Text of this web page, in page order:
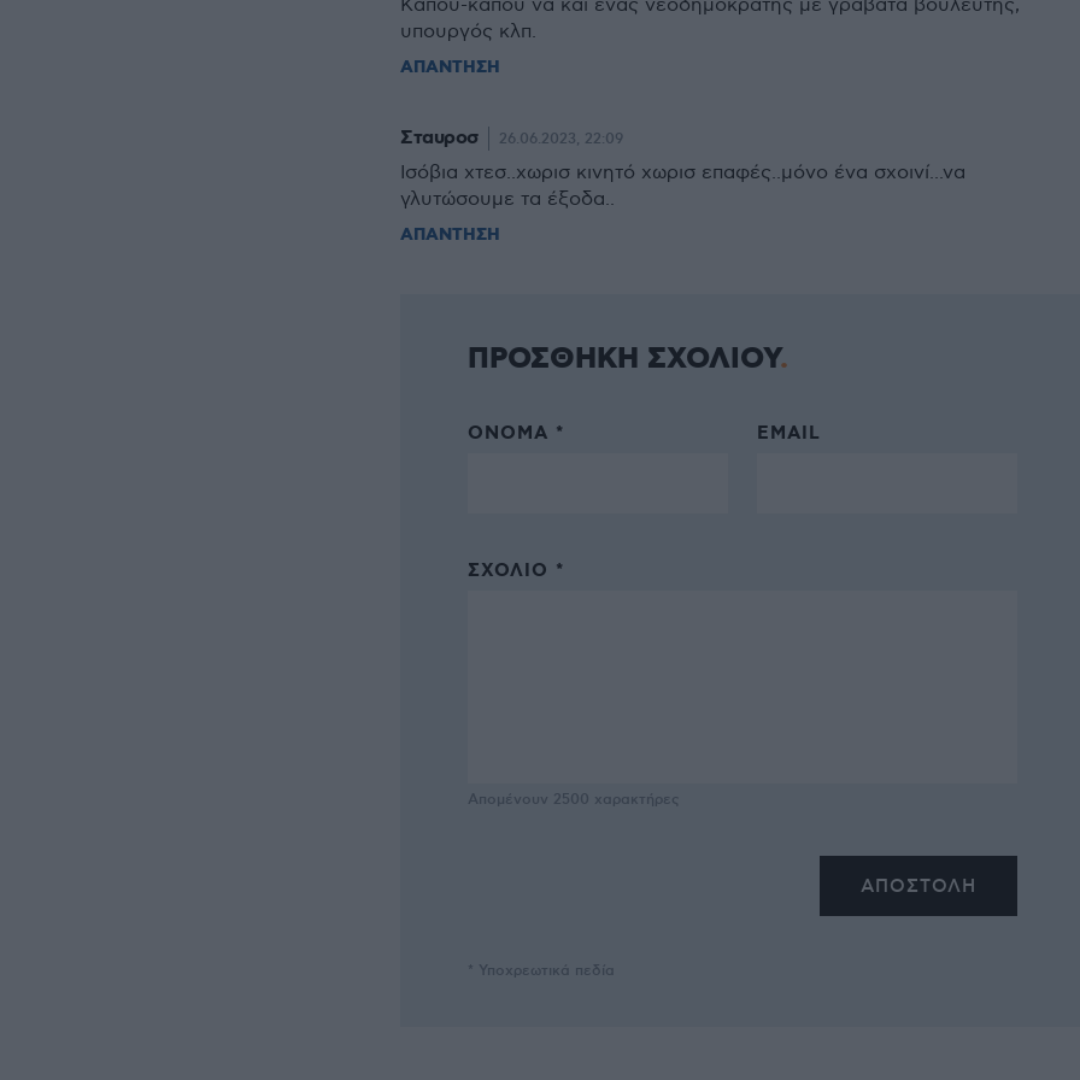
Κάπου-κάπου να και ένας νεοδημοκράτης με γραβάτα βουλευτής,
υπουργός κλπ.
ΑΠΑΝΤΗΣΗ
Σταυροσ 26.06.2023, 22:09
Ισόβια χτεσ..χωρισ κινητό χωρισ επαφές..μόνο ένα σχοινί...να
γλυτώσουμε τα έξοδα..
ΑΠΑΝΤΗΣΗ
ΠΡΟΣΘΗΚΗ ΣΧΟΛΙΟΥ
ΌΝΟΜΑ * EMAIL
ΣΧΌΛΙΟ *
Απομένουν 2500 χαρακτήρες
* Υποχρεωτικά πεδία